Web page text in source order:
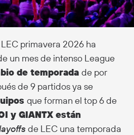
primavera 2026 ha
un mes de intenso League
de temporada de por
de 9 partidos ya se
que forman el top 6 de
y GIANTX están
de LEC una temporada